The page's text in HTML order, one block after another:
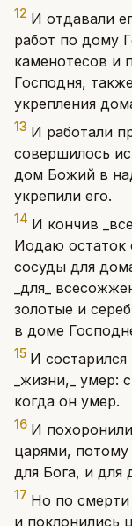
12 И отдавали
работ по дому
каменотесов и
Господня,
укрепления
13 И работали
совершилось
дом Божий в
укрепили его.
14 И кончив
Иодаю остаток
сосуды для
_для_
золотые и
в доме
15 И
_жизни,_ умер:
когда он умер.
16 И
царями,
для Бога, и для
17 Но по
и поклонились